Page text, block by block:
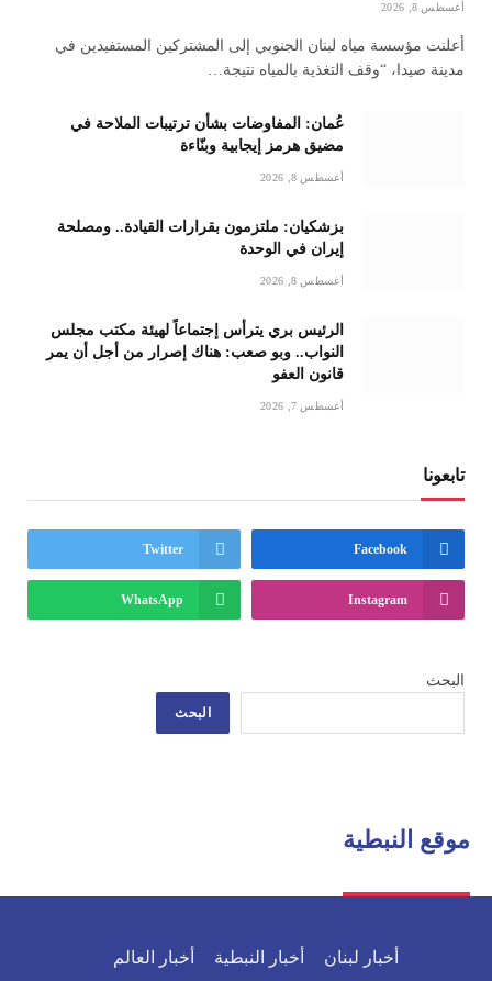
أغسطس 8, 2026
أعلنت مؤسسة مياه لبنان الجنوبي إلى المشتركين المستفيدين في
مدينة صيدا، “وقف التغذية بالمياه نتيجة…
عُمان: المفاوضات بشأن ترتيبات الملاحة في
مضيق هرمز إيجابية وبنّاءة
أغسطس 8, 2026
بزشكيان: ملتزمون بقرارات القيادة.. ومصلحة
إيران في الوحدة
أغسطس 8, 2026
الرئيس بري يترأس إجتماعاً لهيئة مكتب مجلس
النواب.. وبو صعب: هناك إصرار من أجل أن يمر
قانون العفو
أغسطس 7, 2026
تابعونا
Facebook
Twitter
Instagram
WhatsApp
البحث
البحث
موقع النبطية
أخبار لبنان أخبار النبطية أخبار العالم